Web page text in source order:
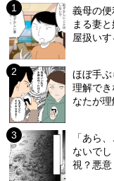
義母の
まる妻
屋扱いす
ほぼ手
理解で
なたが理
「あら
ないで
視？悪